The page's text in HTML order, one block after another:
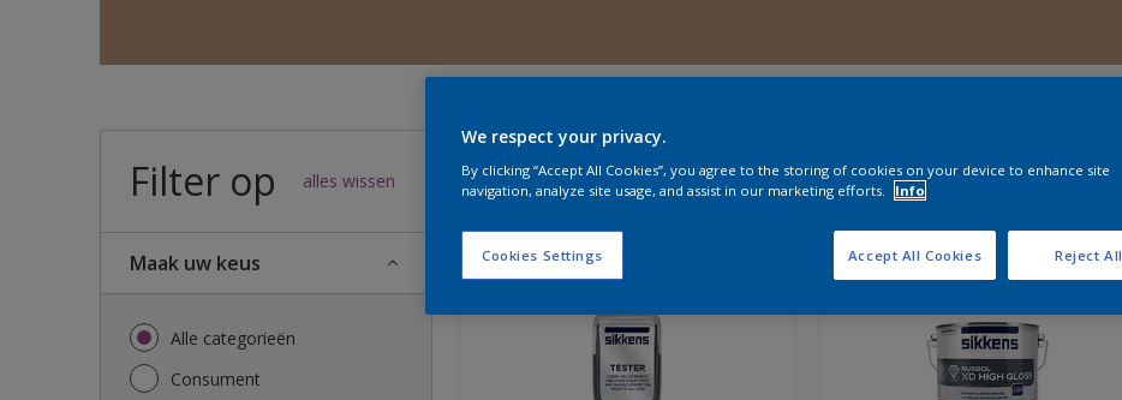
Filter op alles wissen
Maak uw keus
Alle categorieën
Consument
55resultaten voor jou
We respect your privacy.
By clicking “Accept All Cookies”, you agree to the storing of cookies on your device to enhance site
navigation, analyze site usage, and assist in our marketing efforts.
Info
Cookies Settings Reject All
Accept All Cookies